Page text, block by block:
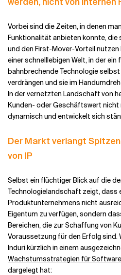
Vorbei sind die Zeiten, in denen
Funktionalität anbieten konnte, die
und den First-Mover-Vorteil nutzen
einer schnelllebigen Welt, in der
bahnbrechende Technologie
verdrängen und sie im
In der vernetzten Landschaft von
Kunden- oder Geschäftswert
dynamisch und entwickelt sich
Der Markt verlangt
von IP
Selbst ein flüchtiger Blick auf die
Technologielandschaft zeigt, dass
Produktunternehmens nicht
Eigentum zu verfügen, sondern
Bereichen, die zur Schaffung von
Voraussetzung für den Erfolg sind.
Induri kürzlich in einem
Wachstumsstrategien für
dargelegt hat: